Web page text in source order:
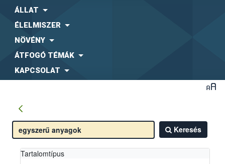
ÁLLAT
ÉLELMISZER
NÖVÉNY
ÁTFOGÓ TÉMÁK
KAPCSOLAT
Keresés
Tartalomtípus